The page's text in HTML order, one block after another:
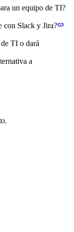
un equipo de TI?
con Slack y Jira?
TI o dará
a